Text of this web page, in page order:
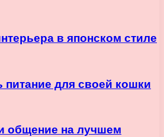
в японском стиле
питание для своей кошки
общение на лучшем